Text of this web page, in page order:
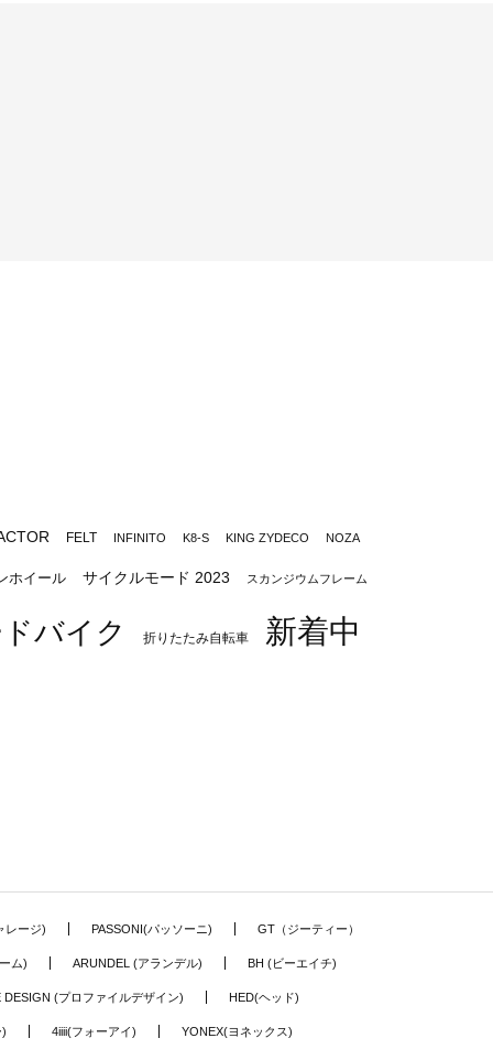
FELT INFINITO K8-S KING ZYDECO NOZA
ホイール サイクルモード 2023 スカンジウムフレーム
バイク 折りたたみ自転車 新着中
レージ) PASSONI(パッソーニ) GT（ジーティー）
ム) ARUNDEL (アランデル) BH (ビーエイチ)
DESIGN (プロファイルデザイン) HED(ヘッド)
4iiii(フォーアイ) YONEX(ヨネックス)